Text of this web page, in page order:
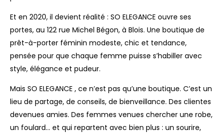
Et en 2020, il devient réalité : SO ELEGANCE ouvre ses
portes, au 122 rue Michel Bégon, à Blois. Une boutique de
prêt-à-porter féminin modeste, chic et tendance,
pensée pour que chaque femme puisse s’habiller avec
style, élégance et pudeur.
Mais SO ELEGANCE , ce n’est pas qu’une boutique. C’est un
lieu de partage, de conseils, de bienveillance. Des clientes
devenues amies. Des femmes venues chercher une robe,
un foulard… et qui repartent avec bien plus : un sourire,